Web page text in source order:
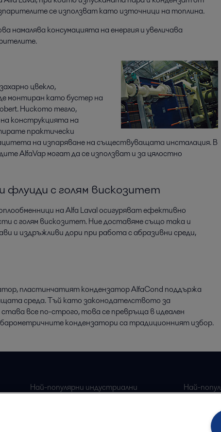
се използват като източници на топлина.
намалява консумацията на енергия и увеличава
цвекло,
монтиран като бустер на
Ниското тегло,
конструкцията на
практически
на изпаряване на съществуващата инсталация. В
AlfaVap могат да се използват и за цялостно
флуиди с голям вискозитет
на Alfa Laval осигуряват ефективно
с голям вискозитет. Ние доставяме също така и
и издръжливи дори при работа с абразивни среди,
пластинчатият кондензатор AlfaCond поддържа
среда. Тъй като законодателството за
все по-строго, това се превръща в идеален
кондензатори са традиционният избор.
Най-популярни индустриални
страници
Най-
Alfa
Alfa